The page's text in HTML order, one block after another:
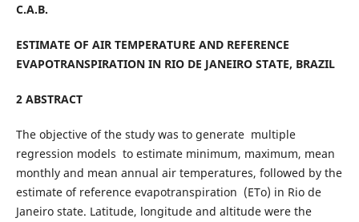
C.A.B.
ESTIMATE OF AIR TEMPERATURE AND REFERENCE
EVAPOTRANSPIRATION IN RIO DE JANEIRO STATE, BRAZIL
2 ABSTRACT
The objective of the study was to generate multiple
regression models to estimate minimum, maximum, mean
monthly and mean annual air temperatures, followed by the
estimate of reference evapotranspiration (ETo) in Rio de
Janeiro state. Latitude, longitude and altitude were the